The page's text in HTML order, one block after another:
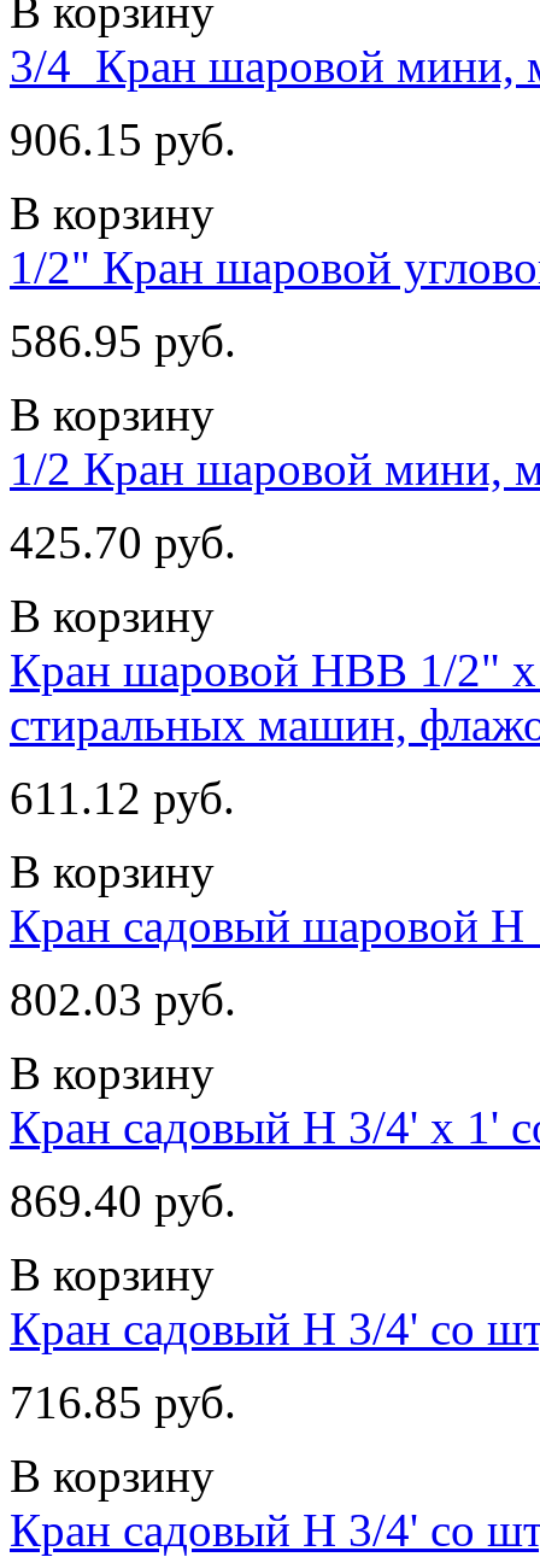
В корзину
3/4 Кран шаровой мини,
906.15 руб.
В корзину
1/2" Кран шаровой
586.95 руб.
В корзину
1/2 Кран шаровой мини,
425.70 руб.
В корзину
Кран шаровой НВВ 1/2" x
стиральных машин,
611.12 руб.
В корзину
Кран садовый шаровой Н
802.03 руб.
В корзину
Кран садовый Н 3/4' х 1'
869.40 руб.
В корзину
Кран садовый Н 3/4' со
716.85 руб.
В корзину
Кран садовый Н 3/4' со